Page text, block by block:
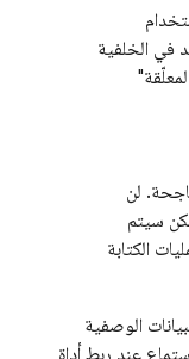
في الخلفية
لن
سيتم
الكتابة
الوصفية
عند ربط أداة